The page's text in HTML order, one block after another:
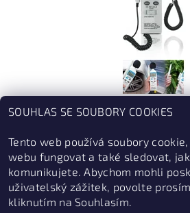
PEAKTECH® P
3 449 Kč
SOUHLAS SE SOUBORY COOKIES
Tento web používá soubory
webu fungovat a také sledovat,
komunikujete. Abychom mohli
uživatelský zážitek, povolte
kliknutím na Souhlasím.